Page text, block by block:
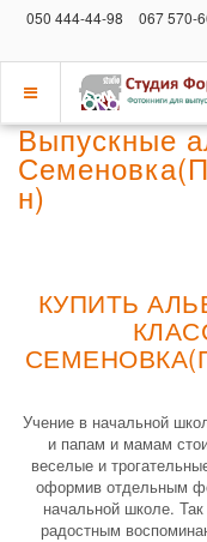
050 444-44-98 067 570-
Показать
меню
Выпускные
н)
КУПИТЬ
Учение в начальной
и папам и мамам
веселые и
оформив отдельным
начальной школе.
радостным